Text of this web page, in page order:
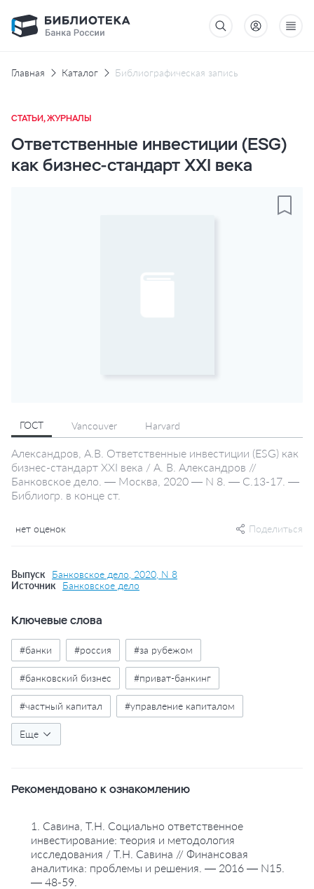
Главная Каталог Библиографическая запись
СТАТЬИ, ЖУРНАЛЫ
Ответственные инвестиции (ESG)
как бизнес-стандарт XXI века
ГОСТ Vancouver Harvard
Александров, А.В. Ответственные инвестиции (ESG) как
бизнес-стандарт XXI века / А. В. Александров //
Банковское дело. — Москва, 2020 — N 8. — С.13-17. —
Библиогр. в конце ст.
нет оценок Поделиться
Выпуск
Банковское дело, 2020, N 8
Источник
Банковское дело
Ключевые слова
#банки #россия #за рубежом
#банковский бизнес #приват-банкинг
#частный капитал #управление капиталом
#управление организацией
#корпоративная социальная ответственность
#социально ответственное инвестирование
#инвестиционные решения
Еще
Рекомендовано к ознакомлению
1. Савина, Т.Н. Социально ответственное
инвестирование: теория и методология
исследования / Т.Н. Савина // Финансовая
аналитика: проблемы и решения. — 2016 — N15.
— 48-59.